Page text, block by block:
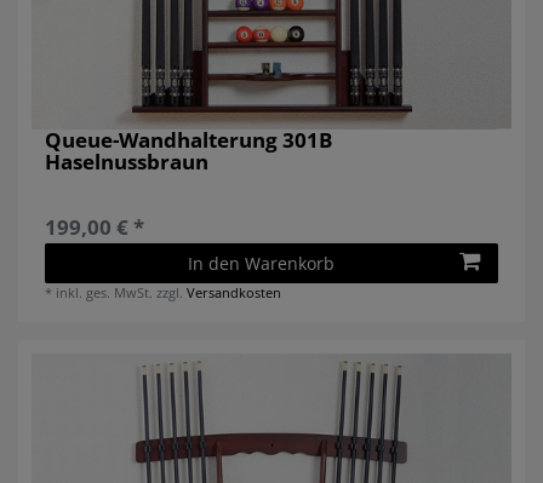
Queue-Wandhalterung 301B
Haselnussbraun
199,00 € *
In den Warenkorb
* inkl. ges. MwSt. zzgl.Versandkosten